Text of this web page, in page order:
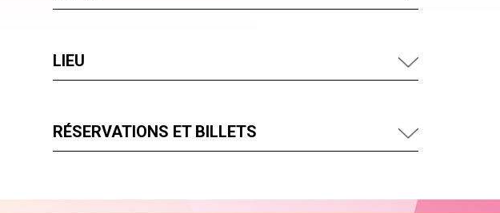
LIEU
RÉSERVATIONS ET BILLETS